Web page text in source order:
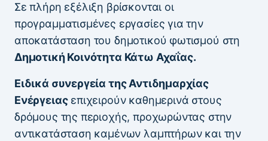
Σε πλήρη εξέλιξη βρίσκονται οι
προγραμματισμένες εργασίες για την
αποκατάσταση του δημοτικού φωτισμού στη
Δημοτική Κοινότητα Κάτω Αχαΐας.
Ειδικά συνεργεία της Αντιδημαρχίας
Ενέργειαςεπιχειρούν καθημερινά στους
δρόμους της περιοχής, προχωρώντας στην
αντικατάσταση καμένων λαμπτήρων και την